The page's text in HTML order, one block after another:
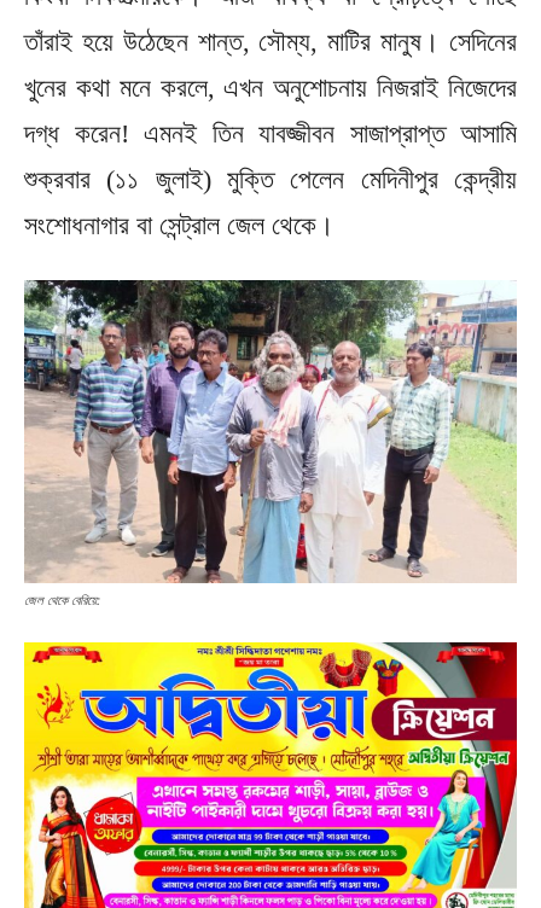
তাঁরাই হয়ে উঠেছেন শান্ত, সৌম্য, মাটির মানুষ। সেদিনের
খুনের কথা মনে করলে, এখন অনুশোচনায় নিজরাই নিজেদের
দগ্ধ করেন! এমনই তিন যাবজ্জীবন সাজাপ্রাপ্ত আসামি
শুক্রবার (১১ জুলাই) মুক্তি পেলেন মেদিনীপুর কেন্দ্রীয়
সংশোধনাগার বা সেন্ট্রাল জেল থেকে।
জেল থেকে বেরিয়ে: